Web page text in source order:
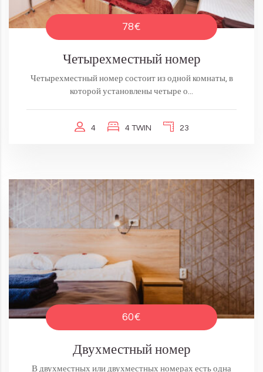
78€
Четырехместный номер
Четырехместный номер состоит из одной комнаты, в
которой установлены четыре о...
4 4 TWIN 23
60€
Двухместный номер
В двухместных или двухместных номерах есть одна